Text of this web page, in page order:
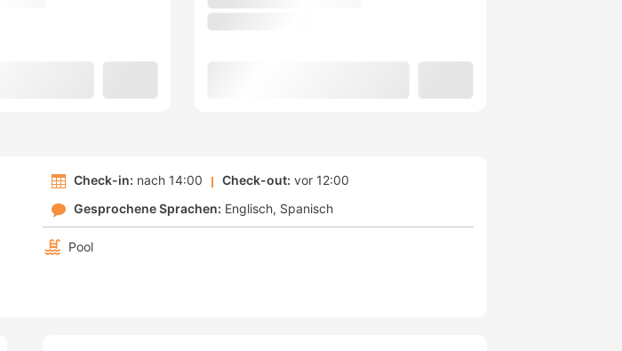
Check-in: nach 14:00 Check-out: vor 12:00
Gesprochene Sprachen: Englisch Spanisch
Pool